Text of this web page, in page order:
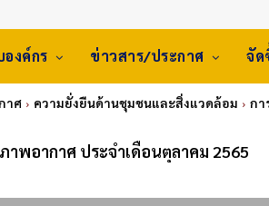
องค์กร ข่าวสาร/ประกาศ จัด
าศ ความยั่งยืนด้านชุมชนและสิ่งแวดล้อม กา
พอากาศ ประจำเดือนตุลาคม 2565